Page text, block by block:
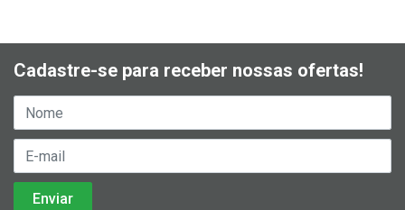
Cadastre-se para receber nossas ofertas!